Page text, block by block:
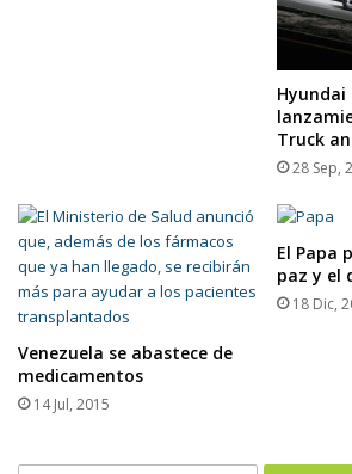
Hyundai
Truck
28 Sep,
Venezuela se abastece de
medicamentos
14 Jul, 2015
El Papa
paz y el
18 Dic,